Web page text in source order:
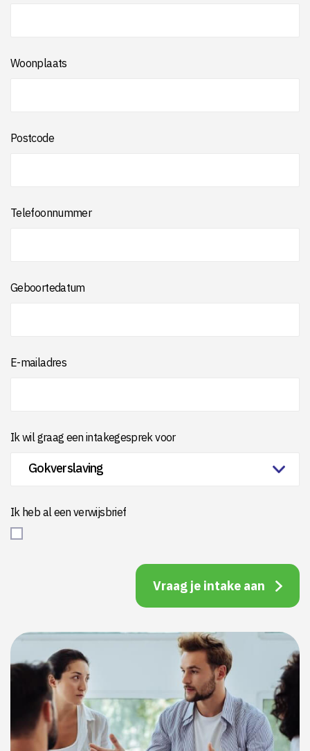
Woonplaats
Postcode
Telefoonnummer
Geboortedatum
E-mailadres
Ik wil graag een intakegesprek voor
Ik heb al een verwijsbrief